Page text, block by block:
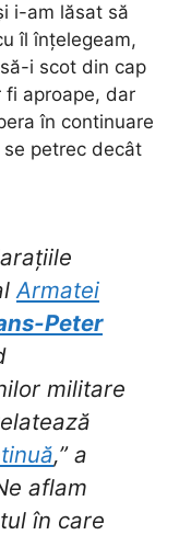
i-am lăsat să
îl înțelegeam,
i scot din cap
fi aproape, dar
în continuare
petrec decât
Armatei
Peter
militare
,” a
aflam
în care